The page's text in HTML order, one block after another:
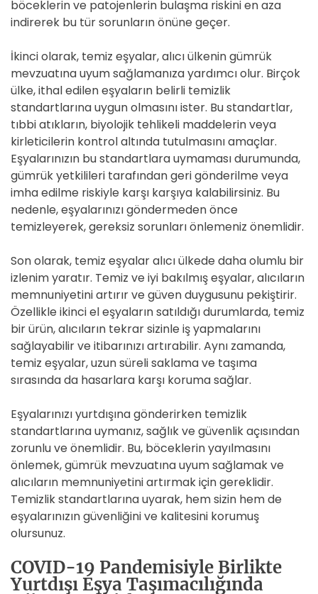
böceklerin ve patojenlerin bulaşma riskini en aza
indirerek bu tür sorunların önüne geçer.
İkinci olarak, temiz eşyalar, alıcı ülkenin gümrük
mevzuatına uyum sağlamanıza yardımcı olur. Birçok
ülke, ithal edilen eşyaların belirli temizlik
standartlarına uygun olmasını ister. Bu standartlar,
tıbbi atıkların, biyolojik tehlikeli maddelerin veya
kirleticilerin kontrol altında tutulmasını amaçlar.
Eşyalarınızın bu standartlara uymaması durumunda,
gümrük yetkilileri tarafından geri gönderilme veya
imha edilme riskiyle karşı karşıya kalabilirsiniz. Bu
nedenle, eşyalarınızı göndermeden önce
temizleyerek, gereksiz sorunları önlemeniz önemlidir.
Son olarak, temiz eşyalar alıcı ülkede daha olumlu bir
izlenim yaratır. Temiz ve iyi bakılmış eşyalar, alıcıların
memnuniyetini artırır ve güven duygusunu pekiştirir.
Özellikle ikinci el eşyaların satıldığı durumlarda, temiz
bir ürün, alıcıların tekrar sizinle iş yapmalarını
sağlayabilir ve itibarınızı artırabilir. Aynı zamanda,
temiz eşyalar, uzun süreli saklama ve taşıma
sırasında da hasarlara karşı koruma sağlar.
Eşyalarınızı yurtdışına gönderirken temizlik
standartlarına uymanız, sağlık ve güvenlik açısından
zorunlu ve önemlidir. Bu, böceklerin yayılmasını
önlemek, gümrük mevzuatına uyum sağlamak ve
alıcıların memnuniyetini artırmak için gereklidir.
Temizlik standartlarına uyarak, hem sizin hem de
eşyalarınızın güvenliğini ve kalitesini korumuş
olursunuz.
COVID-19 Pandemisiyle Birlikte
Yurtdışı Eşya Taşımacılığında